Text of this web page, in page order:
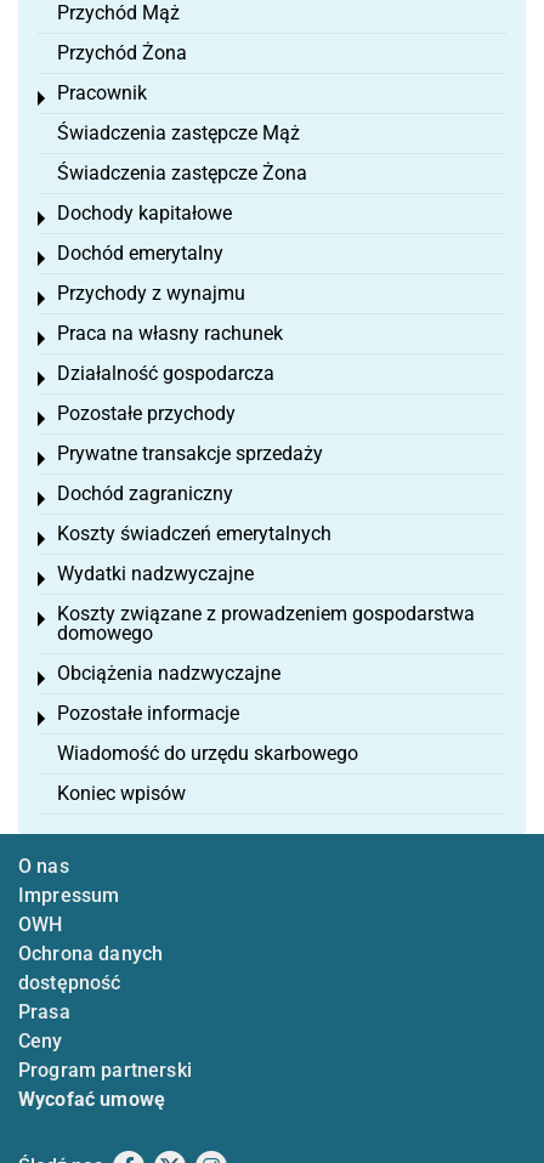
Przychód Mąż
Przychód Żona
Pracownik
Toggle menu
Świadczenia zastępcze Mąż
Świadczenia zastępcze Żona
Dochody kapitałowe
Toggle menu
Dochód emerytalny
Toggle menu
Przychody z wynajmu
Toggle menu
Praca na własny rachunek
Toggle menu
Działalność gospodarcza
Toggle menu
Pozostałe przychody
Toggle menu
Prywatne transakcje sprzedaży
Toggle menu
Dochód zagraniczny
Toggle menu
Koszty świadczeń emerytalnych
Toggle menu
Wydatki nadzwyczajne
Toggle menu
Koszty związane z prowadzeniem gospodarstwa
domowego
Toggle menu
Obciążenia nadzwyczajne
Toggle menu
Pozostałe informacje
Toggle menu
Wiadomość do urzędu skarbowego
Koniec wpisów
O nas
Impressum
OWH
Ochrona danych
dostępność
Prasa
Ceny
Program partnerski
Wycofać umowę